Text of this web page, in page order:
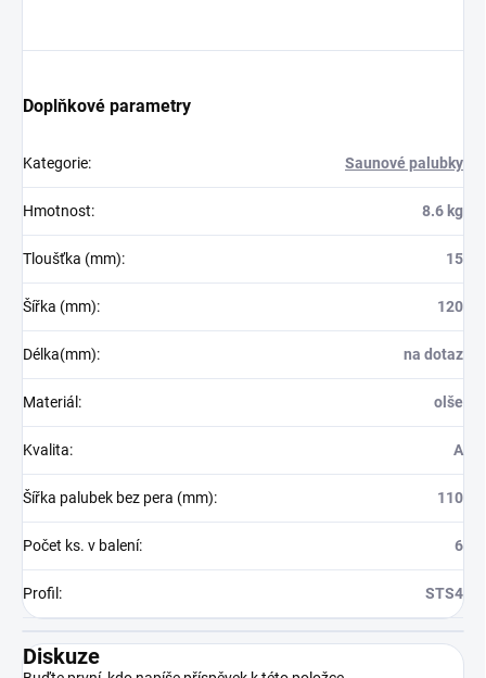
Doplňkové parametry
Kategorie: Saunové palubky
Hmotnost: 8.6 kg
Tloušťka (mm): 15
Šířka (mm): 120
Délka(mm): na dotaz
Materiál : olše
Kvalita: A
Šířka palubek bez pera (mm): 110
Počet ks. v balení: 6
Profil : STS4
Diskuze